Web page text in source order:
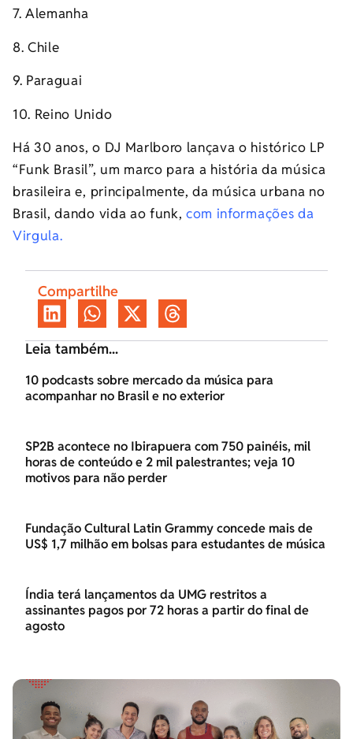
7. Alemanha
8. Chile
9. Paraguai
10. Reino Unido
Há 30 anos, o DJ Marlboro lançava o histórico LP
“Funk Brasil”, um marco para a história da música
brasileira e, principalmente, da música urbana no
Brasil, dando vida ao funk,com informações da
Virgula.
Compartilhe
Leia também...
10 podcasts sobre mercado da música para
acompanhar no Brasil e no exterior
SP2B acontece no Ibirapuera com 750 painéis, mil
horas de conteúdo e 2 mil palestrantes; veja 10
motivos para não perder
Fundação Cultural Latin Grammy concede mais de
US$ 1,7 milhão em bolsas para estudantes de música
Índia terá lançamentos da UMG restritos a
assinantes pagos por 72 horas a partir do final de
agosto